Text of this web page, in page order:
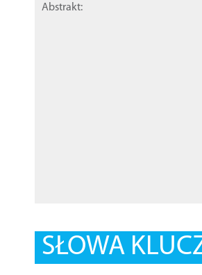
Abstrakt:
SŁOWA